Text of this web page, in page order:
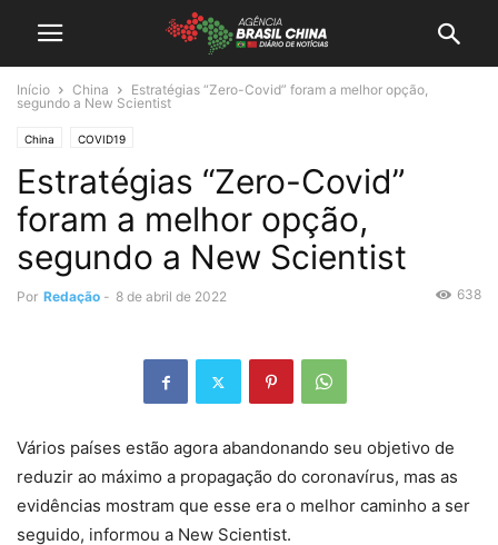
Início China
Estratégias “Zero-Covid” foram a melhor opção,
segundo a New Scientist
China COVID19
Estratégias “Zero-Covid”
foram a melhor opção,
segundo a New Scientist
Por Redação - 8 de abril de 2022 638
Vários países estão agora abandonando seu objetivo de
reduzir ao máximo a propagação do coronavírus, mas as
evidências mostram que esse era o melhor caminho a ser
seguido, informou a New Scientist.